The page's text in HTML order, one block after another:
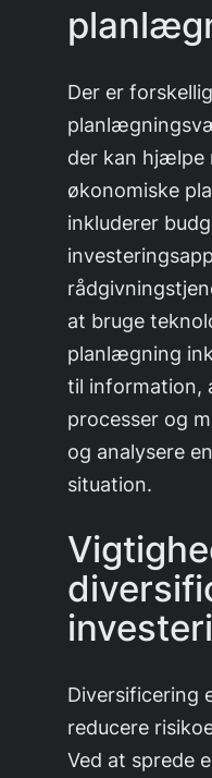
Der er
der kan hjælpe
økonomiske
inkluderer
at bruge
planlægning
til information,
processer og
og analysere
situation.
Diversificering
reducere
Ved at sprede